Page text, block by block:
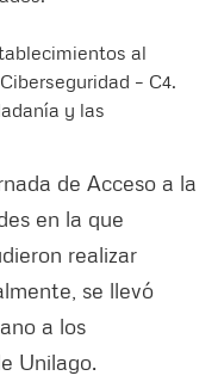
al
– C4.
y las
de Acceso a la
en la que
realizar
se llevó
a los
Unilago.